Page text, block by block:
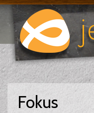
Fokus